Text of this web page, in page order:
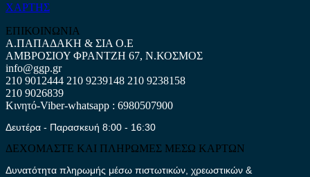
ΧΑΡΤΗΣ
ΕΠΙΚΟΙΝΩΝΙΑ
Α.ΠΑΠΑΔΑΚΗ & ΣΙΑ Ο.Ε
ΑΜΒΡΟΣΙΟΥ ΦΡΑΝΤΖΗ 67, Ν.ΚΟΣΜΟΣ
info@ggp.gr
210 9012444 210 9239148 210 9238158
210 9026839
Κινητό-Viber-whatsapp : 6980507900
Δευτέρα - Παρασκευή 8:00 - 16:30
ΔΕΧΟΜΑΣΤΕ ΚΑΙ ΠΛΗΡΩΜΕΣ ΜΕΣΩ ΚΑΡΤΩΝ
Δυνατότητα πληρωμής μέσω πιστωτικών, χρεωστικών &